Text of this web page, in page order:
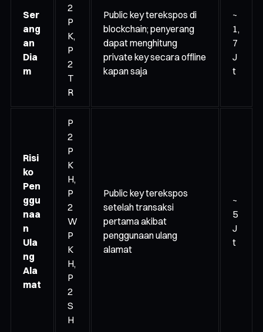
Ser
ang
an
Dia
m
2
P
K,
P
2
T
R
Public key terekspos di
blockchain; penyerang
dapat menghitung
private key secara offline
kapan saja
~
1,
7
J
t
Risi
ko
Pen
ggu
naa
n
Ula
ng
Ala
mat
P
2
P
K
H,
P
2
W
P
K
H,
P
2
S
H
Public key terekspos
setelah transaksi
pertama akibat
penggunaan ulang
alamat
~
5
J
t